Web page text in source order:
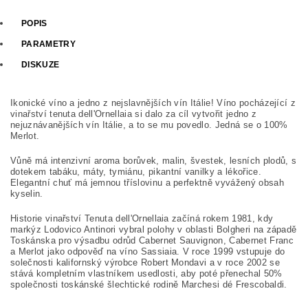
POPIS
PARAMETRY
DISKUZE
Ikonické víno a jedno z nejslavnějších vín Itálie! Víno pocházející z
vinařství tenuta dell'Ornellaia si dalo za cíl vytvořit jedno z
nejuznávanějších vín Itálie, a to se mu povedlo. Jedná se o 100%
Merlot.
Vůně má intenzivní aroma borůvek, malin, švestek, lesních plodů, s
dotekem tabáku, máty, tymiánu, pikantní vanilky a lékořice.
Elegantní chuť má jemnou tříslovinu a perfektně vyvážený obsah
kyselin.
Historie vinařství Tenuta dell'Ornellaia začíná rokem 1981, kdy
markýz Lodovico Antinori vybral polohy v oblasti Bolgheri na západě
Toskánska pro výsadbu odrůd Cabernet Sauvignon, Cabernet Franc
a Merlot jako odpověď na víno Sassiaia. V roce 1999 vstupuje do
solečnosti kalifornský výrobce Robert Mondavi a v roce 2002 se
stává kompletním vlastníkem usedlosti, aby poté přenechal 50%
společnosti toskánské šlechtické rodině Marchesi dé Frescobaldi.